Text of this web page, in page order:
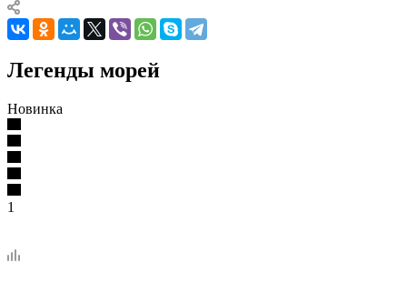
Легенды морей
Новинка
1